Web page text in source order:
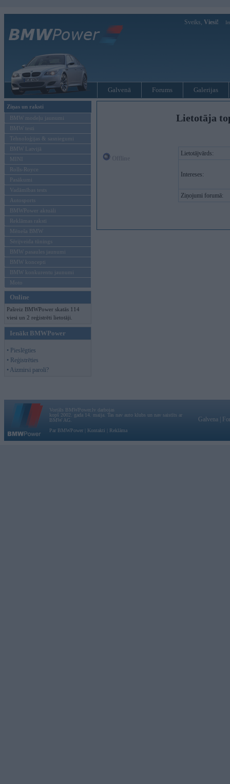
Sveiks, Viesi!
Galvenā Forums Galerijas
Ziņas un raksti
BMW modeļu jaunumi
BMW testi
Tehnoloģijas & sasniegumi
BMW Latvijā
MINI
Rolls-Royce
Pasākumi
Vadāmības tests
Autosports
BMWPower aktuāli
Reklāmas raksti
Mēneša BMW
Sērijveida tūnings
BMW pasaules jaunumi
BMW koncepti
BMW konkurentu jaunumi
Moto
Online
Pašreiz BMWPower skatās 114
viesi un 2 reģistrēti lietotāji.
Ienākt BMWPower
• Pieslēgties
• Reģistrēties
• Aizmirsi paroli?
Lietotāja
Lietotājvārds:
Intereses:
Ziņojumi forumā:
Vortāls BMWPower.lv darbojas
kopš 2002. gada 14. maija. Tas nav auto klubs un nav saistīts ar
BMW AG.
Par BMWPower
Kontakti Reklāma
Galvena